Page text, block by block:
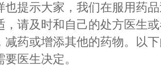
也提示大家，我们在服用药
，请及时和自己的处方医生
减药或增添其他的药物。以
医生决定。